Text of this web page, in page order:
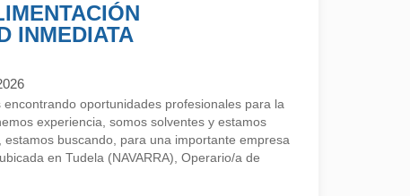
INMEDIATA
oportunidades profesionales para la
experiencia, somos solventes y estamos
buscando, para una importante empresa
en Tudela (NAVARRA), Operario/a de